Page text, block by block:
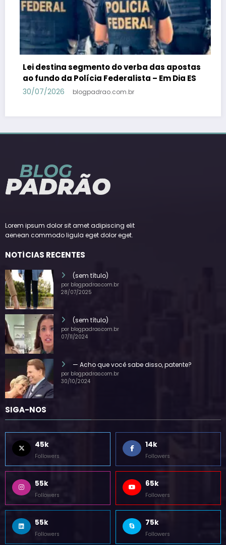
PSB confirma Geraldo Alckmin porquê
candidato a vice-presidente na fórmula
Lula – Em Dia ES
Lorem ipsum dolor sit amet adipiscing elit
(sem título)
por blogpadrao.com.br
(sem título)
por blogpadrao.com.br
— Acho que você sabe disso, patente?
por blogpadrao.com.br
SIGA-NOS
45k
Followers
14k
Followers
55k
Followers
65k
Followers
55k 75k